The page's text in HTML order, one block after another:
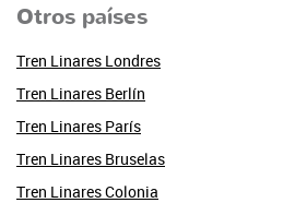
Otros países
Tren Linares Londres
Tren Linares Berlín
Tren Linares París
Tren Linares Bruselas
Tren Linares Colonia